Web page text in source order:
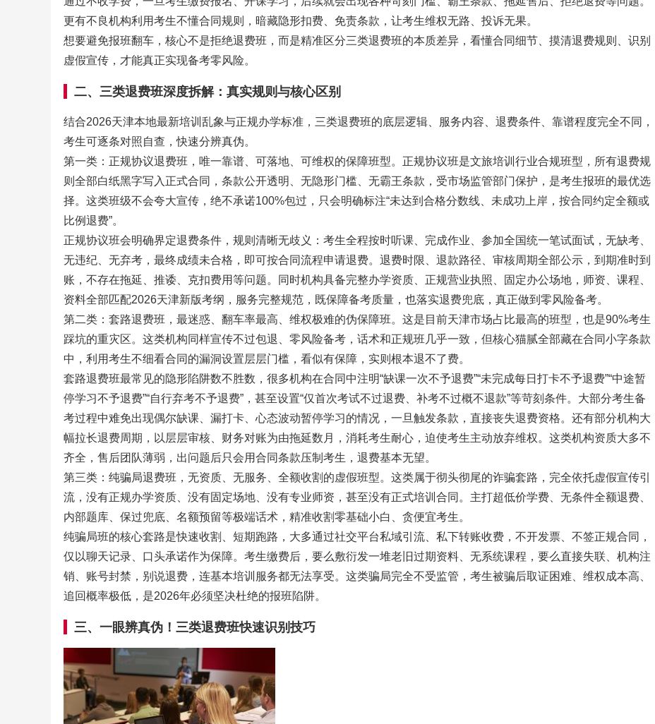
更有不良机构利用考生不懂合同规则，暗藏隐形扣费、免责条款，让考生维权无路、投诉无果。
想要避免报班翻车，核心不是拒绝退费班，而是精准区分三类退费班的本质差异，看懂合同细节、摸清退费规则、识别
虚假宣传，才能真正实现备考零风险。
二、三类退费班深度拆解：真实规则与核心区别
结合2026天津本地最新培训乱象与正规办学标准，三类退费班的底层逻辑、服务内容、退费条件、靠谱程度完全不同，
考生可逐条对照自查，快速分辨真伪。
第一类：正规协议退费班，唯一靠谱、可落地、可维权的保障班型。正规协议班是文旅培训行业合规班型，所有退费规
则全部白纸黑字写入正式合同，条款公开透明、无隐形门槛、无霸王条款，受市场监管部门保护，是考生报班的最优选
择。这类班级不会夸大宣传，绝不承诺100%包过，只会明确标注“未达到合格分数线、未成功上岸，按合同约定全额或
比例退费”。
正规协议班会明确界定退费条件，规则清晰无歧义：考生全程按时听课、完成作业、参加全国统一笔试面试，无缺考、
无违纪、无弃考，最终成绩未合格，即可按合同流程申请退费。退费时限、退款路径、审核周期全部公示，到期准时到
账，不存在拖延、推诿、克扣费用等问题。同时机构具备完整办学资质、正规营业执照、固定办公场地，师资、课程、
资料全部匹配2026天津新版考纲，服务完整规范，既保障备考质量，也落实退费兜底，真正做到零风险备考。
第二类：套路退费班，最迷惑、翻车率最高、维权极难的伪保障班。这是目前天津市场占比最高的班型，也是90%考生
踩坑的重灾区。这类机构同样宣传不过包退、零风险备考，话术和正规班几乎一致，但核心猫腻全部藏在合同小字条款
中，利用考生不细看合同的漏洞设置层层门槛，看似有保障，实则根本退不了费。
套路退费班最常见的隐形陷阱数不胜数，很多机构在合同中注明“缺课一次不予退费”“未完成每日打卡不予退费”“中途暂
停学习不予退费”“自行弃考不予退费”，甚至设置“仅首次考试不过退费、补考不过概不退款”等苛刻条件。大部分考生备
考过程中难免出现偶尔缺课、漏打卡、心态波动暂停学习的情况，一旦触发条款，直接丧失退费资格。还有部分机构大
幅拉长退费周期，以层层审核、财务对账为由拖延数月，消耗考生耐心，迫使考生主动放弃维权。这类机构资质大多不
齐全，售后团队薄弱，出问题后只会用合同条款压制考生，退费基本无望。
第三类：纯骗局退费班，无资质、无服务、全额收割的虚假班型。这类属于彻头彻尾的诈骗套路，完全依托虚假宣传引
流，没有正规办学资质、没有固定场地、没有专业师资，甚至没有正式培训合同。主打超低价学费、无条件全额退费、
内部题库、保过兜底、名额预留等极端话术，精准收割零基础小白、贪便宜考生。
纯骗局班的核心套路是快速收割、短期跑路，大多通过社交平台私域引流、私下转账收费，不开发票、不签正规合同，
仅以聊天记录、口头承诺作为保障。考生缴费后，要么敷衍发一堆老旧过期资料、无系统课程，要么直接失联、机构注
销、账号封禁，别说退费，连基本培训服务都无法享受。这类骗局完全不受监管，考生被骗后取证困难、维权成本高、
追回概率极低，是2026年必须坚决杜绝的报班陷阱。
三、一眼辨真伪！三类退费班快速识别技巧